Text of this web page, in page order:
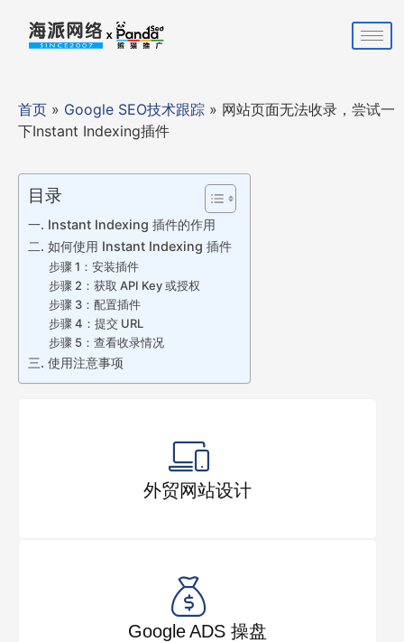
首页 » Google SEO技术跟踪 » 网站页面无法收录，尝试一
下Instant Indexing插件
目录
一. Instant Indexing 插件的作用
二. 如何使用 Instant Indexing 插件
步骤 1：安装插件
步骤 2：获取 API Key 或授权
步骤 3：配置插件
步骤 4：提交 URL
步骤 5：查看收录情况
三. 使用注意事项
外贸网站设计
Google ADS 操盘